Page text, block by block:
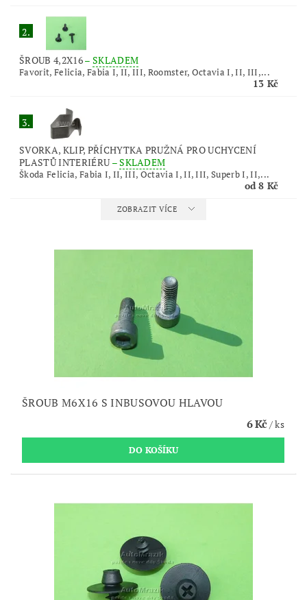
2.
ŠROUB 4,2X16– SKLADEM
Favorit, Felicia, Fabia I, II, III, Roomster, Octavia I, II, III,...
13 Kč
3.
SVORKA, KLIP, PŘÍCHYTKA PRUŽNÁ PRO UCHYCENÍ
PLASTŮ INTERIÉRU–SKLADEM
Škoda Felicia, Fabia I, II, III, Octavia I, II, III, Superb I, II,...
od 8 Kč
ZOBRAZIT VÍCE
ŠROUB M6X16 S INBUSOVOU HLAVOU
6 Kč/ ks